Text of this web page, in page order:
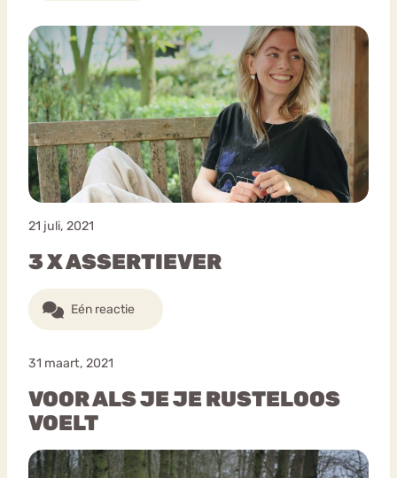
21 juli, 2021
3 X ASSERTIEVER
Eén reactie
31 maart, 2021
VOOR ALS JE JE RUSTELOOS
VOELT